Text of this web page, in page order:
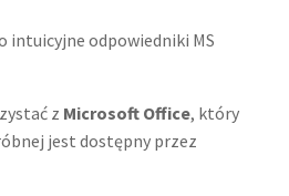
intuicyjne odpowiedniki MS
z Microsoft Office, który
jest dostępny przez